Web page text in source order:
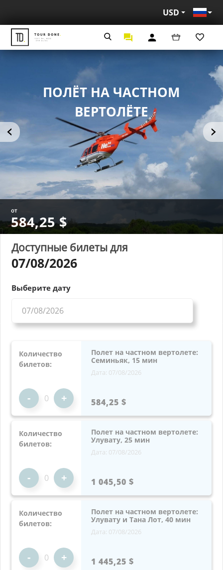
USD Рус
ПОЛЁТ НА ЧАСТНОМ
ВЕРТОЛЁТЕ
от
584,25 $
Выберите дату
Доступные билеты для
07/08/2026
Полет на частном вертолете:
Семиньяк, 15 мин
Дата: 07/08/2026
584,25 $
Количество
билетов:
- +
Полет на частном вертолете:
Улувату, 25 мин
Дата: 07/08/2026
1 045,50 $
Количество
билетов:
- +
Полет на частном вертолете:
Улувату и Тана Лот, 40 мин
Дата: 07/08/2026
1 445,25 $
Количество
билетов:
- +